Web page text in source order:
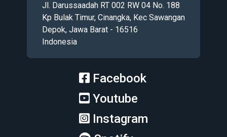
Jl. Darussaadah RT 002 RW 04 No. 188
Kp Bulak Timur, Cinangka, Kec Sawangan
Depok, Jawa Barat - 16516
Indonesia
Facebook
Youtube
Instagram